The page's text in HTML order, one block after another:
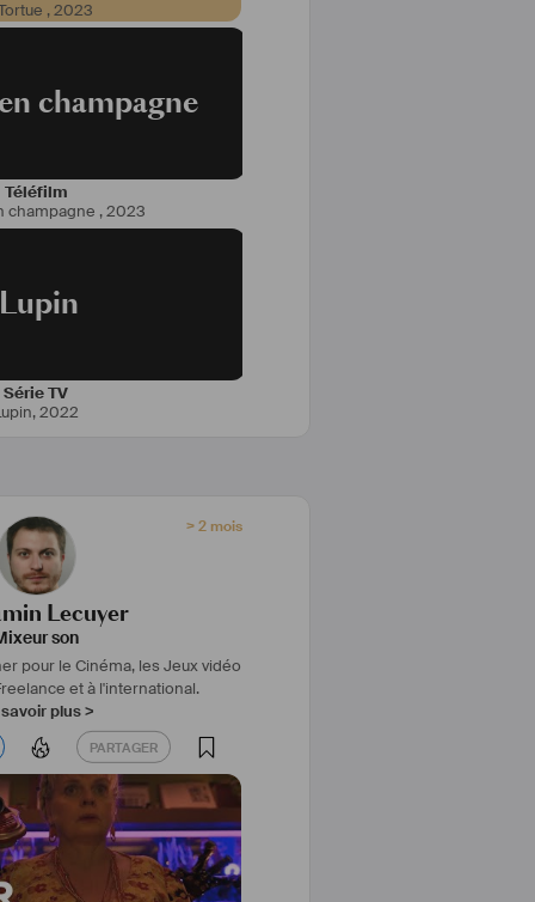
,2023
champagne
Téléfilm
champagne ,2023
Lupin
Série TV
,2022
> 2 mois
Lecuyer
son
pour le Cinéma, les Jeux vidéo
et à l'international.
savoir plus >
422735528
PARTAGER
PARTAGER